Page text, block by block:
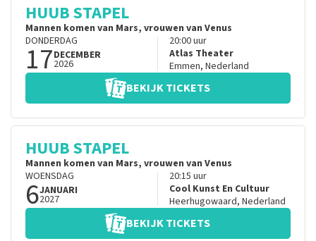
HUUB STAPEL
Mannen komen van Mars, vrouwen van Venus
DONDERDAG
17DECEMBER
2026
20:00uur
Atlas Theater
Emmen, Nederland
BEKIJK TICKETS
HUUB STAPEL
Mannen komen van Mars, vrouwen van Venus
WOENSDAG
6JANUARI
2027
20:15 uur
Cool Kunst En Cultuur
Heerhugowaard, Nederland
BEKIJK TICKETS